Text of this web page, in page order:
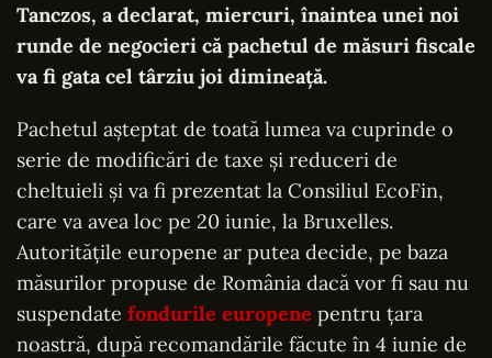
Tanczos, a declarat, miercuri, înaintea unei noi
runde de negocieri că pachetul de măsuri fiscale
va fi gata cel târziu joi dimineață.
Pachetul așteptat de toată lumea va cuprinde o
serie de modificări de taxe și reduceri de
cheltuieli și va fi prezentat la Consiliul EcoFin,
care va avea loc pe 20 iunie, la Bruxelles.
Autoritățile europene ar putea decide, pe baza
măsurilor propuse de România dacă vor fi sau nu
suspendate fondurile europene pentru țara
noastră, după recomandările făcute în 4 iunie de